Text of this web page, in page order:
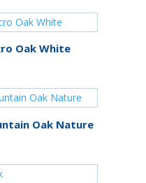
Oak White
Oak Nature